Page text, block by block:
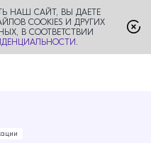
НАШ САЙТ, ВЫ ДАЕТЕ
COOKIES И ДРУГИХ
В СООТВЕТСТВИИ
.